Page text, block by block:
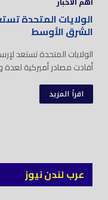
الولايات المتحدة
الشرق الأوسط
الولايات المتحدة تستعد
أفادت مصادر أميركية
اقرأ المزيد
عرب لندن نيوز